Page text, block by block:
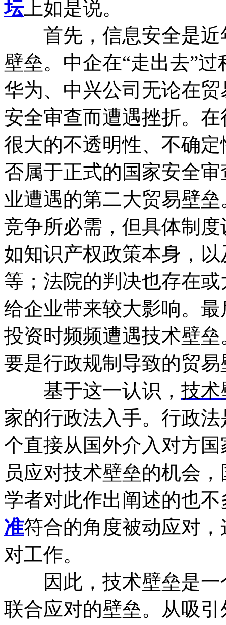
坛上如是说。
首先，信息安全是近
壁垒。中企在“走出去”
华为、中兴公司无论在
安全审查而遭遇挫折。
很大的不透明性、不确
否属于正式的国家安全
业遭遇的第二大贸易壁
竞争所必需，但具体制
如知识产权政策本身，
等；法院的判决也存在
给企业带来较大影响。最
投资时频频遭遇技术壁
要是行政规制导致的贸易
基于这一认识， 技术
家的行政法入手。行政
个直接从国外介入对方
员应对技术壁垒的机会
学者对此作出阐述的也
准符合的角度被动应对
对工作。
因此，技术壁垒是一
联合应对的壁垒。从吸